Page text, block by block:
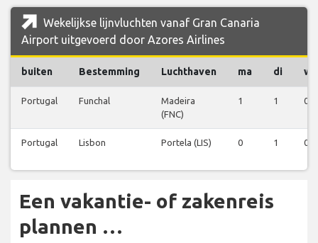
Wekelijkse lijnvluchten vanaf Gran Canaria
Airport uitgevoerd door Azores Airlines
buiten Bestemming Luchthaven ma di wo
Portugal Funchal
Madeira
(FNC)
1 1 0
Portugal Lisbon Portela (LIS) 0 1 0
Een vakantie- of zakenreis
plannen …